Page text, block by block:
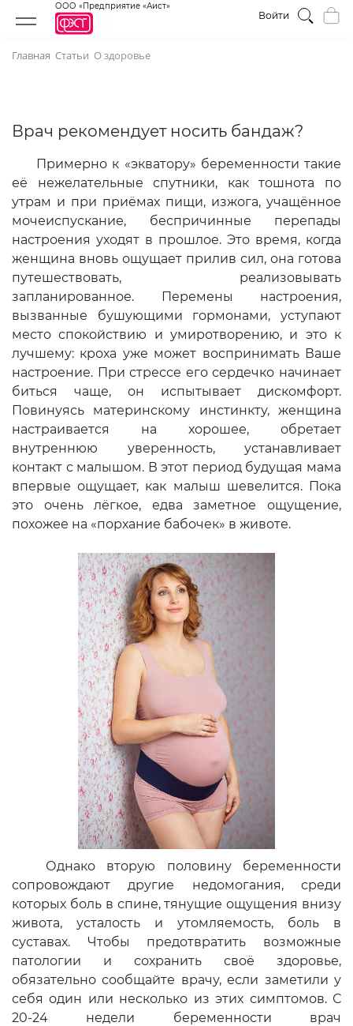
ООО «Предприятие «Аист»
Войти
Главная Статьи О здоровье
Врач рекомендует носить бандаж?
Примерно к «экватору» беременности такие
её нежелательные спутники, как тошнота по
утрам и при приёмах пищи, изжога, учащённое
мочеиспускание, беспричинные перепады
настроения уходят в прошлое. Это время, когда
женщина вновь ощущает прилив сил, она готова
путешествовать, реализовывать
запланированное. Перемены настроения,
вызванные бушующими гормонами, уступают
место спокойствию и умиротворению, и это к
лучшему: кроха уже может воспринимать Ваше
настроение. При стрессе его сердечко начинает
биться чаще, он испытывает дискомфорт.
Повинуясь материнскому инстинкту, женщина
настраивается на хорошее, обретает
внутреннюю уверенность, устанавливает
контакт с малышом. В этот период будущая мама
впервые ощущает, как малыш шевелится. Пока
это очень лёгкое, едва заметное ощущение,
похожее на «порхание бабочек» в животе.
Однако вторую половину беременности
сопровождают другие недомогания, среди
которых боль в спине, тянущие ощущения внизу
живота, усталость и утомляемость, боль в
суставах. Чтобы предотвратить возможные
патологии и сохранить своё здоровье,
обязательно сообщайте врачу, если заметили у
себя один или несколько из этих симптомов. С
20-24 недели беременности врач